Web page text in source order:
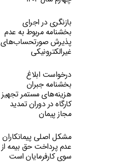
بازنگری در اجرای
بخشنامه مربوط به عدم
پذیرش صورتحساب‌های
غیرالکترونیکی
درخواست ابلاغ
بخشنامه جبران
هزینه‌های مستمر تجهیز
کارگاه در دوران تمدید
مجاز پیمان
مشکل اصلی پیمانکاران
عدم پرداخت حق بیمه از
سوی کارفرمایان است